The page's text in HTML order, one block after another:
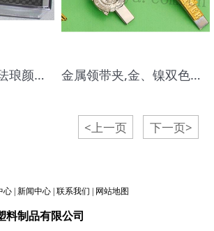
金属领带夹,入假珐琅颜色,镀金领带夹,高档服装配饰,定做领夹 金属领带夹,金、镍双色组合领带夹,高档服装配饰,定做领夹
<上一页 下一页>
心| 新闻中心| 联系我们 | 网站地图
料制品有限公司